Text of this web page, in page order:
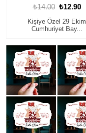
₺14.00 ₺12.90
Kişiye Özel 29 Ekim
Cumhuriyet Bay...